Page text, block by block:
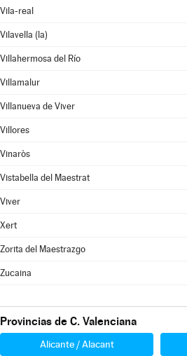
Vila-real
Vilavella (la)
Villahermosa del Río
Villamalur
Villanueva de Viver
Villores
Vinaròs
Vistabella del Maestrat
Viver
Xert
Zorita del Maestrazgo
Zucaina
Provincias de C. Valenciana
Alicante / Alacant